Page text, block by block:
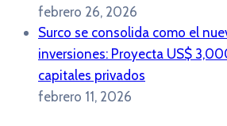
febrero 26, 2026
Surco se consolida como el
inversiones: Proyecta US$
capitales privados
febrero 11, 2026